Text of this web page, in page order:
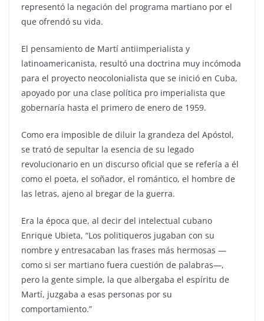
representó la negación del programa martiano por el
que ofrendó su vida.
El pensamiento de Martí antiimperialista y
latinoamericanista, resultó una doctrina muy incómoda
para el proyecto neocolonialista que se inició en Cuba,
apoyado por una clase política pro imperialista que
gobernaría hasta el primero de enero de 1959.
Como era imposible de diluir la grandeza del Apóstol,
se trató de sepultar la esencia de su legado
revolucionario en un discurso oficial que se refería a él
como el poeta, el soñador, el romántico, el hombre de
las letras, ajeno al bregar de la guerra.
Era la época que, al decir del intelectual cubano
Enrique Ubieta, “Los politiqueros jugaban con su
nombre y entresacaban las frases más hermosas —
como si ser martiano fuera cuestión de palabras—,
pero la gente simple, la que albergaba el espíritu de
Martí, juzgaba a esas personas por su
comportamiento.”